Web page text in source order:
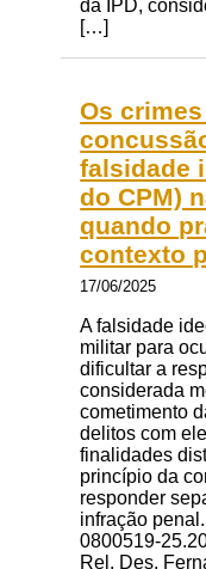
da IPD,
[…]
Os
falsidade
do CPM)
quando
contexto
17/06/2025
A falsidade
militar para
dificultar a
considerada
cometimento
delitos com
finalidades
princípio da
responder
infração
0800519-
Rel. Des.